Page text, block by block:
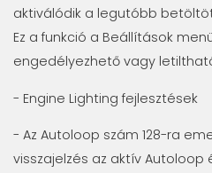
aktiválódik a legutóbb
Ez a funkció a Beállítások
engedélyezhető vagy
- Engine Lighting fejlesztések
- Az Autoloop szám 128-ra
visszajelzés az aktív Autoloop